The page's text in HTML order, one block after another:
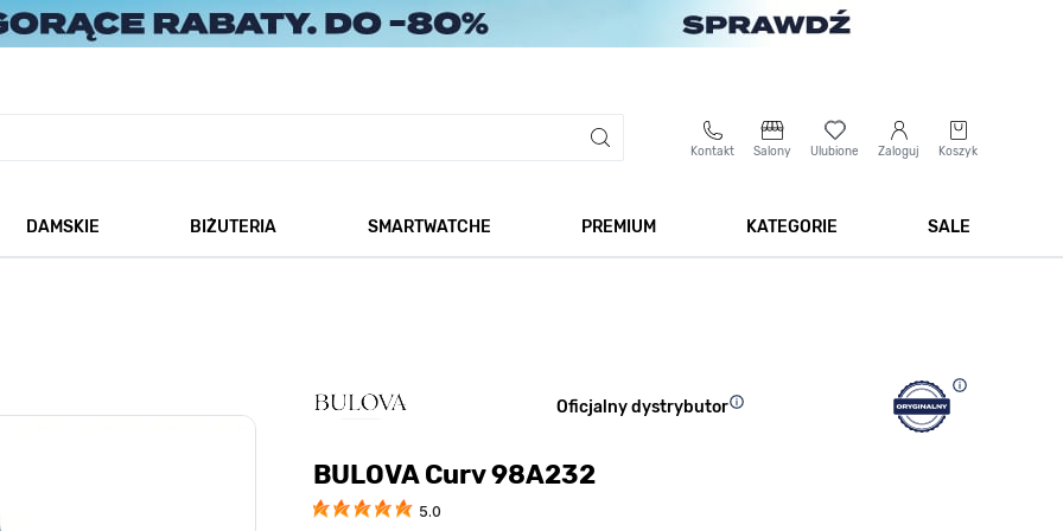
Kontakt Salony Ulubione Zaloguj Koszyk
DAMSKIE
BIŻUTERIA
SMARTWATCHE
PREMIUM
KATEGORIE
SALE
Oficjalny dystrybutor
BULOVA Curv 98A232
5.0